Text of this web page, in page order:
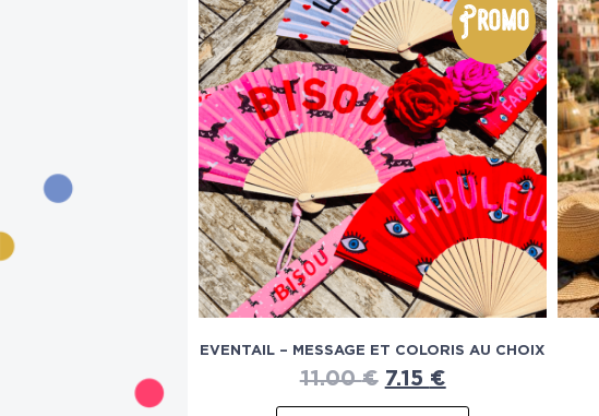
Promo
EVENTAIL – MESSAGE ET COLORIS AU CHOIX
11.00€ 7.15 €